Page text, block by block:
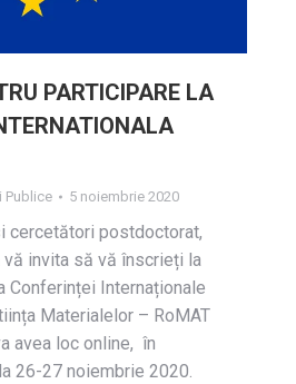
PARTICIPARE LA
Publice 5 noiembrie 2020
cercetători postdoctorat,
invita să vă înscrieți la
Conferinței Internaționale
Materialelor – RoMAT
avea loc online, în
26-27 noiembrie 2020.